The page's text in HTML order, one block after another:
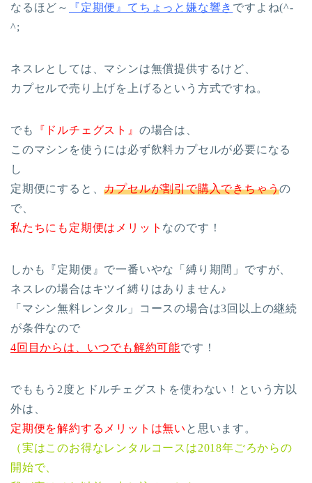
なるほど～ 『定期便』てちょっと嫌な響き ですよね(^-
^;
ネスレとしては、マシンは無償提供するけど、
カプセルで売り上げを上げるという方式ですね。
でも 『ドルチェグスト』 の場合は、
このマシンを使うには必ず飲料カプセルが必要になる
し
定期便にすると、カプセルが割引で購入できちゃうの
で、
私たちにも定期便はメリット なのです！
しかも『定期便』で一番いやな「縛り期間」ですが、
ネスレの場合はキツイ縛りはありません♪
「マシン無料レンタル」コースの場合は3回以上の継続
が条件なので
4回目からは、いつでも解約可能です！
でももう2度とドルチェグストを使わない！という方以
外は、
定期便を解約するメリットは無い と思います。
（実はこのお得なレンタルコースは2018年ごろからの
開始で、